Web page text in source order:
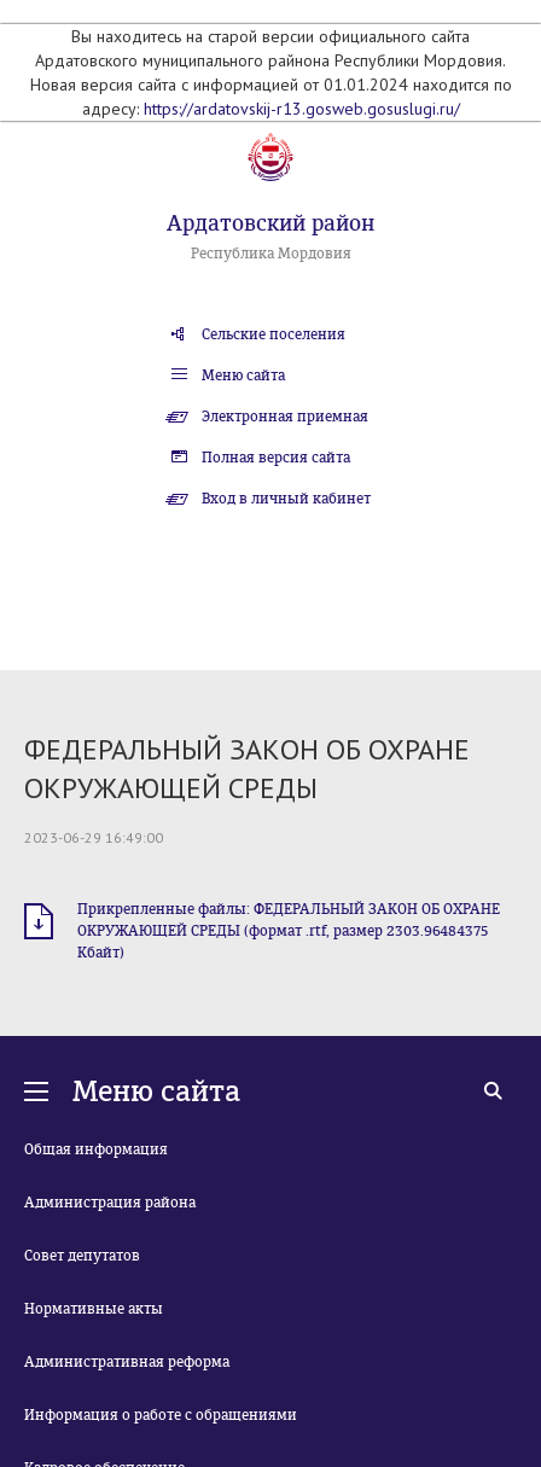
Вы находитесь на старой версии официального сайта
Ардатовского муниципального райнона Республики Мордовия.
Новая версия сайта с информацией от 01.01.2024 находится по
адресу: https://ardatovskij-r13.gosweb.gosuslugi.ru/
Ардатовский район
Республика Мордовия
Сельские поселения
Меню сайта
Электронная приемная
Полная версия сайта
Вход в личный кабинет
ФЕДЕРАЛЬНЫЙ ЗАКОН ОБ ОХРАНЕ
ОКРУЖАЮЩЕЙ СРЕДЫ
2023-06-29 16:49:00
Прикрепленные файлы: ФЕДЕРАЛЬНЫЙ ЗАКОН ОБ ОХРАНЕ
ОКРУЖАЮЩЕЙ СРЕДЫ (формат .rtf, размер 2303.96484375
Кбайт)
Меню сайта
Общая информация
Администрация района
Совет депутатов
Нормативные акты
Административная реформа
Информация о работе с обращениями